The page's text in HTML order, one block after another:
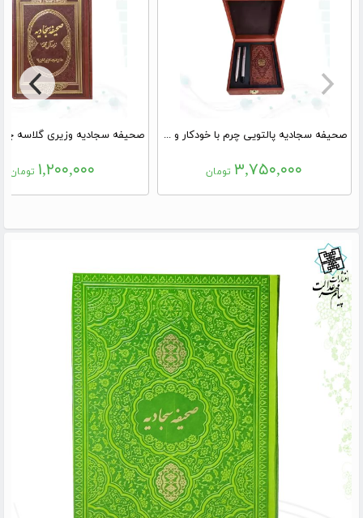
صحیفه سجادیه پالتویی چرم با خودکار و روان نویس
۳,۷۵۰,۰۰۰ تومان ۱,۲۰۰,۰۰۰ تومان